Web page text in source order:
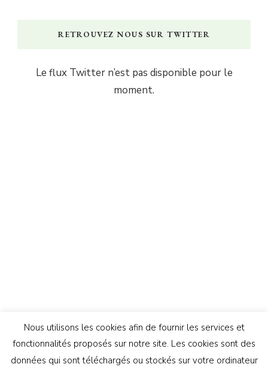
RETROUVEZ NOUS SUR TWITTER
Le flux Twitter n’est pas disponible pour le
moment.
Nous utilisons les cookies afin de fournir les services et
fonctionnalités proposés sur notre site. Les cookies sont des
données qui sont téléchargés ou stockés sur votre ordinateur